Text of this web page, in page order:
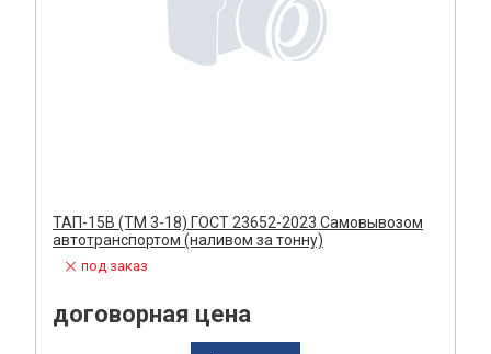
ТАП-15В (ТМ 3-18) ГОСТ 23652-2023 Самовывозом
автотранспортом (наливом за тонну)
под заказ
договорная цена